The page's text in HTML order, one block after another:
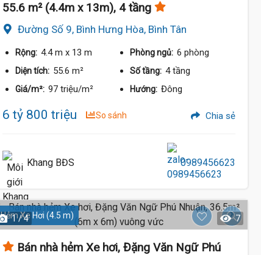
55.6 m² (4.4m x 13m), 4 tầng
Đường Số 9, Bình Hưng Hòa, Bình Tân
Rộng: 4.4 m x 13 m Phòng ngủ: 6 phòng
Diện tích: 55.6 m² Số tầng: 4 tầng
Giá/m²: 97 triệu/m² Hướng: Đông
6 tỷ 800 triệu So sánh Chia sẻ
Khang BĐS 0989456623
Hẻm Xe Hơi (4.5 m)
1 / 4 7
Bán nhà hẻm Xe hơi, Đặng Văn Ngữ Phú